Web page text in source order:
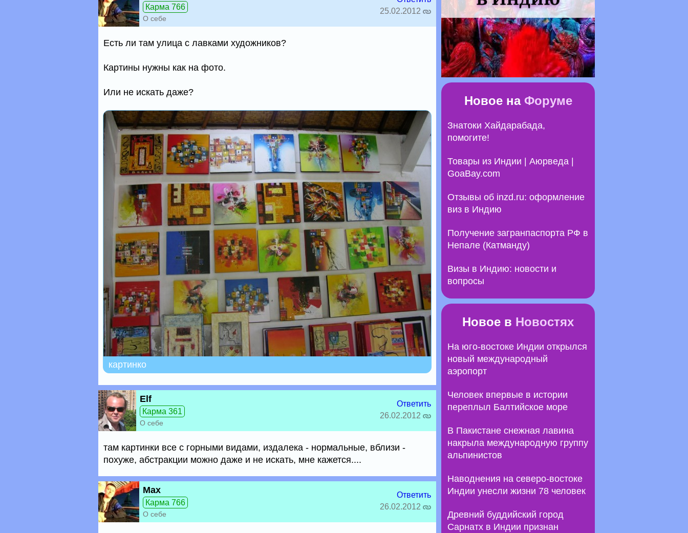
Карма 766
О себе
25.02.2012
Есть ли там улица с лавками художников?
Картины нужны как на фото.
Или не искать даже?
картинко
Elf
Карма 361
О себе
Ответить
26.02.2012
там картинки все с горными видами, издалека - нормальные, вблизи -
похуже, абстракции можно даже и не искать, мне кажется....
Max
Карма 766
О себе
Ответить
26.02.2012
Новое на Форуме
Знатоки Хайдарабада,
помогите!
Товары из Индии | Аюрведа |
GoaBay.com
Отзывы об inzd.ru: оформление
виз в Индию
Получение загранпаспорта РФ в
Непале (Катманду)
Визы в Индию: новости и
вопросы
Новое в Новостях
На юго-востоке Индии открылся
новый международный
аэропорт
Человек впервые в истории
переплыл Балтийское море
В Пакистане снежная лавина
накрыла международную группу
альпинистов
Наводнения на северо-востоке
Индии унесли жизни 78 человек
Древний буддийский город
Сарнатх в Индии признан